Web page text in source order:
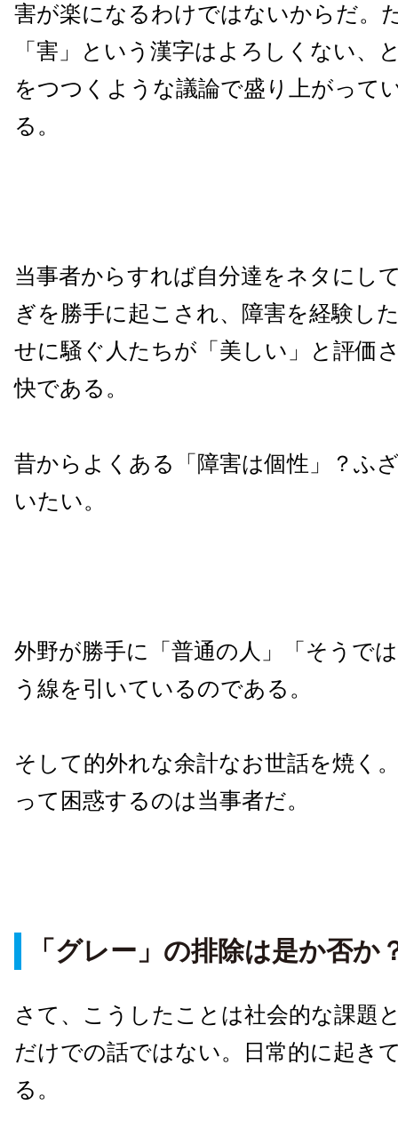
害が楽になるわけではないからだ。
「害」という漢字はよろしくない、
をつつくような議論で盛り上がって
る。
当事者からすれば自分達をネタにし
ぎを勝手に起こされ、障害を経験し
せに騒ぐ人たちが「美しい」と評価
快である。
昔からよくある「障害は個性」？ふ
いたい。
外野が勝手に「普通の人」「そうで
う線を引いているのである。
そして的外れな余計なお世話を焼く
って困惑するのは当事者だ。
「グレー」の排除は是か否か
さて、こうしたことは社会的な課題
だけでの話ではない。日常的に起き
る。